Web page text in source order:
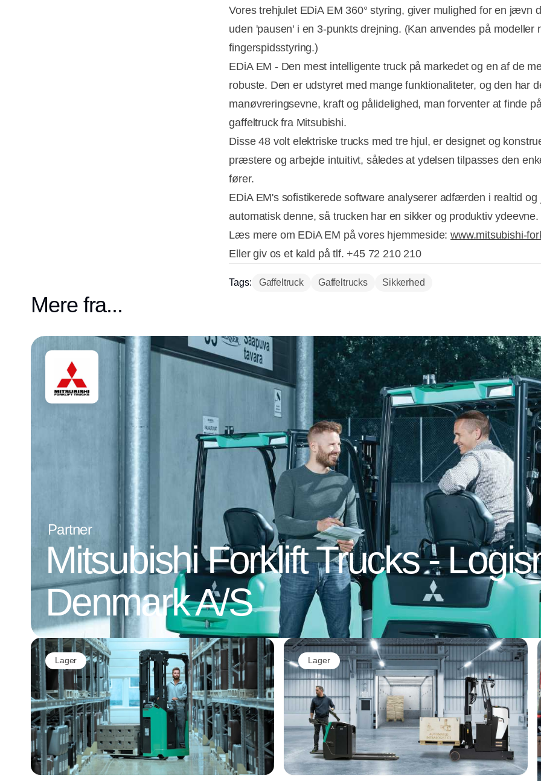
Vores trehjulet EDiA EM 360° styring, giver mulighed for en jævn
uden 'pausen' i en 3-punkts drejning. (Kan anvendes på modeller
fingerspidsstyring.)
EDiA EM - Den mest intelligente truck på markedet og en af de
robuste. Den er udstyret med mange funktionaliteter, og den har
manøvreringsevne, kraft og pålidelighed, man forventer at finde
gaffeltruck fra Mitsubishi.
Disse 48 volt elektriske trucks med tre hjul, er designet og
præstere og arbejde intuitivt, således at ydelsen tilpasses den
fører.
EDiA EM's sofistikerede software analyserer adfærden i realtid og
automatisk denne, så trucken har en sikker og produktiv ydeevne.
Læs mere om EDiA EM på vores hjemmeside:www.mitsubishi-
Eller giv os et kald på tlf. +45 72 210 210
Tags: Gaffeltruck Gaffeltrucks Sikkerhed
Mere fra...
Partner
Mitsubishi Forklift Trucks -
Denmark A/S
Lager Lager